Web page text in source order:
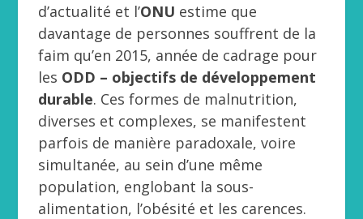
d’actualité et l’ONU estime que
davantage de personnes souffrent de la
faim qu’en 2015, année de cadrage pour
les ODD – objectifs de développement
durable. Ces formes de malnutrition,
diverses et complexes, se manifestent
parfois de manière paradoxale, voire
simultanée, au sein d’une même
population, englobant la sous-
alimentation, l’obésité et les carences.